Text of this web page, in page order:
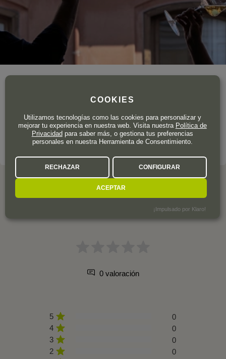
Gracias a un equipo de expertos y entusiastas en el producto
vinos y destilados a los consumidores más exigentes.
EL SELECCIONADOR A FONDO
OPINION DE LOS CLIENTES
0 valoración
5
0
4
0
3
0
2
0
COOKIES
Utilizamos tecnologías como las cookies para personalizar y
mejorar tu experiencia en nuestra web. Visita nuestra Política de
Privacidadpara saber más, o gestiona tus preferencias
personales en nuestra Herramienta de Consentimiento.
RECHAZAR CONFIGURAR
ACEPTAR
¡Impulsado por Klaro!